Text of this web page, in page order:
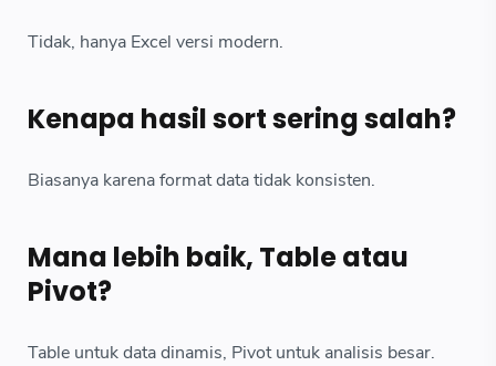
Tidak, hanya Excel versi modern.
Kenapa hasil sort sering salah?
Biasanya karena format data tidak konsisten.
Mana lebih baik, Table atau
Pivot?
Table untuk data dinamis, Pivot untuk analisis besar.